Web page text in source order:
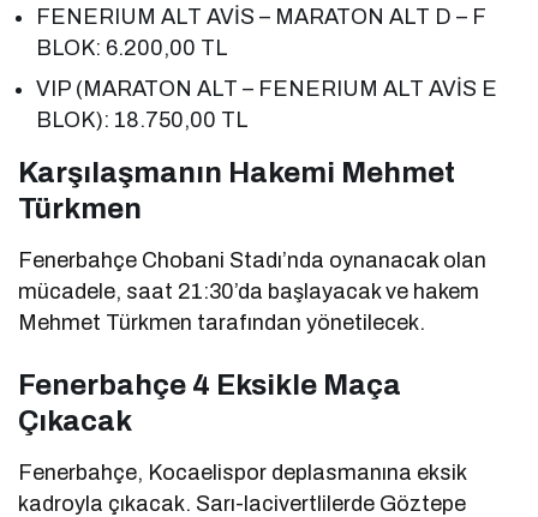
FENERIUM ALT AVİS – MARATON ALT D – F
BLOK: 6.200,00 TL
VIP (MARATON ALT – FENERIUM ALT AVİS E
BLOK): 18.750,00 TL
Karşılaşmanın Hakemi Mehmet
Türkmen
Fenerbahçe Chobani Stadı’nda oynanacak olan
mücadele, saat 21:30’da başlayacak ve hakem
Mehmet Türkmen tarafından yönetilecek.
Fenerbahçe 4 Eksikle Maça
Çıkacak
Fenerbahçe, Kocaelispor deplasmanına eksik
kadroyla çıkacak. Sarı-lacivertlilerde Göztepe